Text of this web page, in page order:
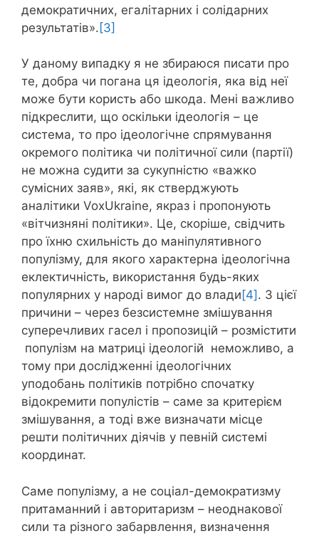
демократичних, егалітарних і солідарних
результатів». [3]
У даному випадку я не збираюся писати про
те, добра чи погана ця ідеологія, яка від неї
може бути користь або шкода. Мені важливо
підкреслити, що оскільки ідеологія – це
система, то про ідеологічне спрямування
окремого політика чи політичної сили (партії)
не можна судити за сукупністю «важко
сумісних заяв», які, як стверджують
аналітики VoxUkraine, якраз і пропонують
«вітчизняні політики». Це, скоріше, свідчить
про їхню схильність до маніпулятивного
популізму, для якого характерна ідеологічна
еклектичність, використання будь-яких
популярних у народі вимог до влади [4] . З цієї
причини – через безсистемне змішування
суперечливих гасел і пропозицій – розмістити
популізм на матриці ідеологій неможливо, а
тому при дослідженні ідеологічних
уподобань політиків потрібно спочатку
відокремити популістів – саме за критерієм
змішування, а тоді вже визначати місце
решти політичних діячів у певній системі
координат.
Саме популізму, а не соціал-демократизму
притаманний і авторитаризм – неоднакової
сили та різного забарвлення, визначення